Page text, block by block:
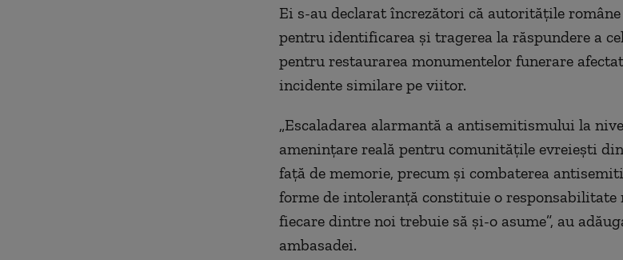
Ei s-au declarat încrezători că autorităţile
pentru identificarea şi tragerea la răspundere a
pentru restaurarea monumentelor funerare
incidente similare pe viitor.
„Escaladarea alarmantă a antisemitismului la
ameninţare reală pentru comunităţile evreieşti
faţă de memorie, precum şi combaterea
forme de intoleranţă constituie o responsabilitate
fiecare dintre noi trebuie să şi-o asume”, au
ambasadei.